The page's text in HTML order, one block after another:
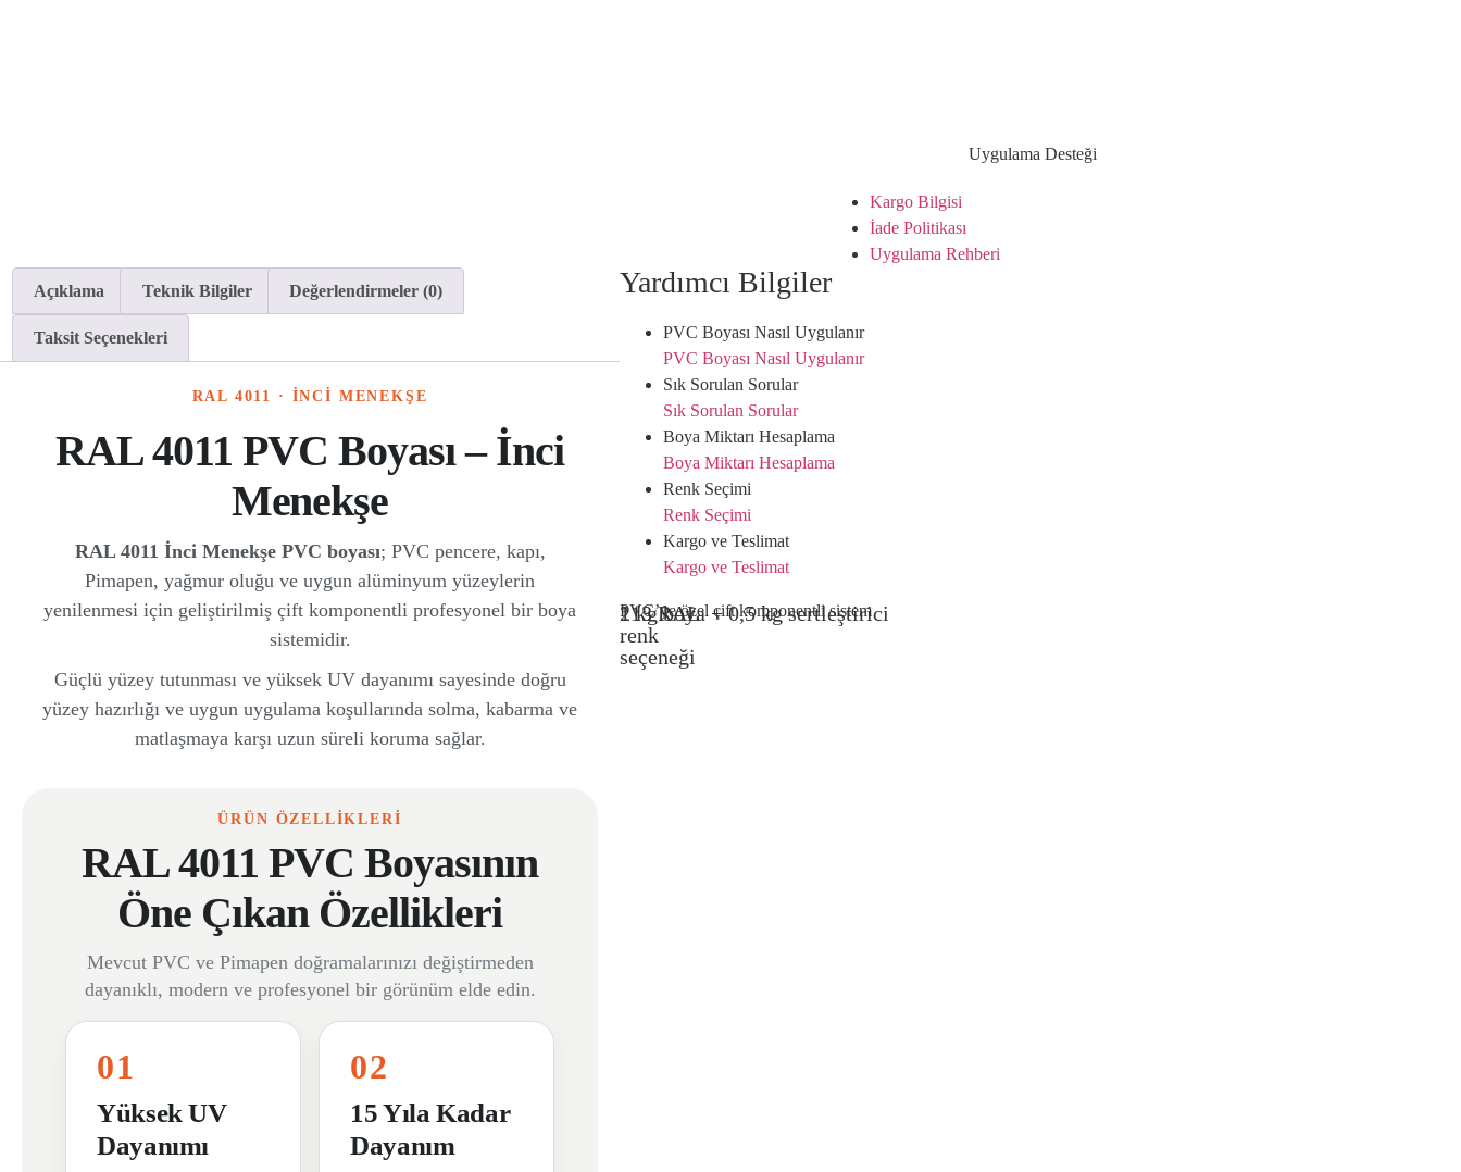
Uygulama Desteği
Kargo Bilgisi
İade Politikası
Uygulama Rehberi
Açıklama
Teknik Bilgiler Değerlendirmeler (0)
Taksit Seçenekleri
RAL 4011 · İNCİ MENEKŞE
RAL 4011 PVC Boyası – İnci
Menekşe
RAL 4011 İnci Menekşe PVC boyası; PVC pencere, kapı,
Pimapen, yağmur oluğu ve uygun alüminyum yüzeylerin
yenilenmesi için geliştirilmiş çift komponentli profesyonel bir boya
sistemidir.
Güçlü yüzey tutunması ve yüksek UV dayanımı sayesinde doğru
yüzey hazırlığı ve uygun uygulama koşullarında solma, kabarma ve
matlaşmaya karşı uzun süreli koruma sağlar.
ÜRÜN ÖZELLİKLERİ
RAL 4011 PVC Boyasının
Öne Çıkan Özellikleri
Mevcut PVC ve Pimapen doğramalarınızı değiştirmeden
dayanıklı, modern ve profesyonel bir görünüm elde edin.
01
Yüksek UV
Dayanımı
02
15 Yıla Kadar
Dayanım
Yardımcı Bilgiler
PVC Boyası Nasıl Uygulanır
PVC Boyası Nasıl Uygulanır
Sık Sorulan Sorular
Sık Sorulan Sorular
Boya Miktarı Hesaplama
Boya Miktarı Hesaplama
Renk Seçimi
Renk Seçimi
Kargo ve Teslimat
Kargo ve Teslimat
1 kg boya + 0,5 kg sertleştirici
213 RAL
renk
seçeneği
PVC’ye özel çift komponentli sistem